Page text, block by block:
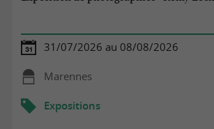
31/07/2026 au 08/08/2026
Marennes
Expositions